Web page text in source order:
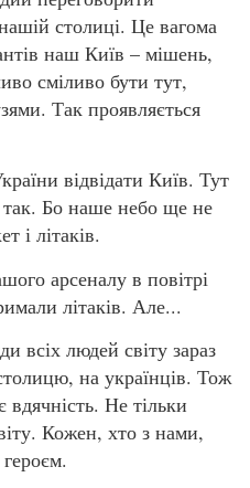
столиці. Це вагома
наш Київ – мішень,
сміливо бути тут,
Так проявляється
відвідати Київ. Тут
Бо наше небо ще не
і літаків.
арсеналу в повітрі
літаків. Але...
всіх людей світу зараз
на українців. Тож
Не тільки
Кожен, хто з нами,